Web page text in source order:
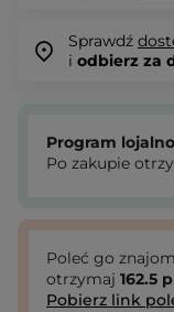
Sprawdź
i odbierz za
Program
Po zakupie
Poleć go
otrzymaj 162.5
Pobierz link